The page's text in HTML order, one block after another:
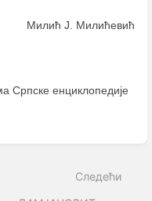
Милић Ј. Милићевић
Српске енциклопедије
Следећи